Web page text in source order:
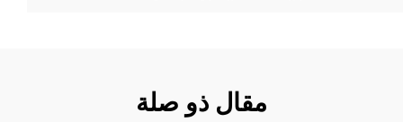
مقال ذو صلة